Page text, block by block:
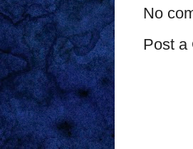
No
Post a